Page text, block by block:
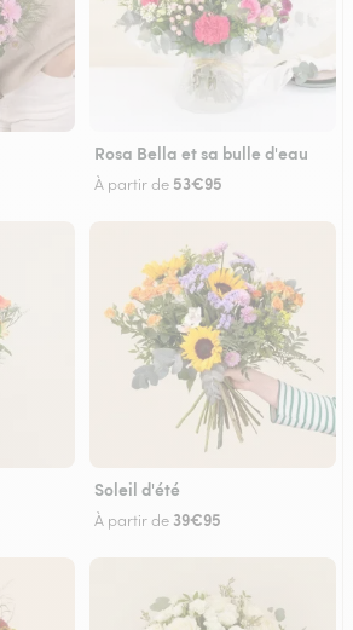
Rosa Bella et sa bulle d'eau
À partir de 53€95
Soleil d'été
À partir de 39€95